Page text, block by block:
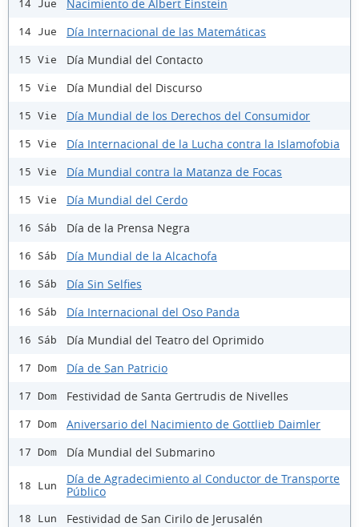
14 Jue Nacimiento de Albert Einstein
14 Jue Día Internacional de las Matemáticas
15 Vie Día Mundial del Contacto
15 Vie Día Mundial del Discurso
15 Vie Día Mundial de los Derechos del Consumidor
15 Vie Día Internacional de la Lucha contra la Islamofobia
15 Vie Día Mundial contra la Matanza de Focas
15 Vie Día Mundial del Cerdo
16 Sáb Día de la Prensa Negra
16 Sáb Día Mundial de la Alcachofa
16 Sáb Día Sin Selfies
16 Sáb Día Internacional del Oso Panda
16 Sáb Día Mundial del Teatro del Oprimido
17 Dom Día de San Patricio
17 Dom Festividad de Santa Gertrudis de Nivelles
17 Dom Aniversario del Nacimiento de Gottlieb Daimler
17 Dom Día Mundial del Submarino
18 Lun
Día de Agradecimiento al Conductor de Transporte
Público
18 Lun Festividad de San Cirilo de Jerusalén